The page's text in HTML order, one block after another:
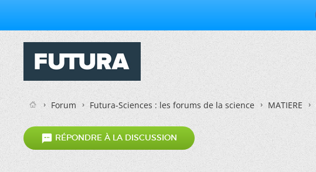
Forum Futura-Sciences : les forums de la science MATIERE
 RÉPONDRE À LA DISCUSSION